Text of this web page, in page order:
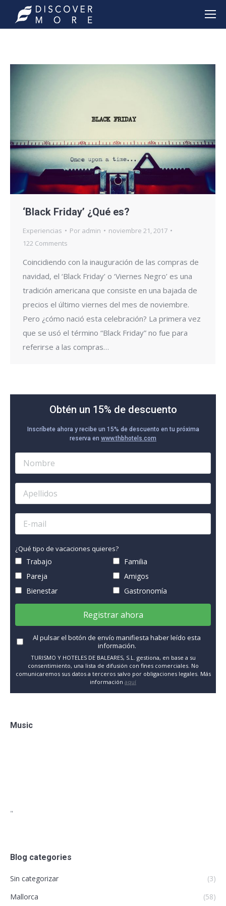
‘Black Friday’ ¿Qué es?
Experiencias Por admin
noviembre 21, 2017
122 Comments
Coincidiendo con la inauguración de las compras de
navidad, el ‘Black Friday’ o ‘Viernes Negro’ es una
tradición americana que consiste en una bajada de
precios el último viernes del mes de noviembre.
Pero ¿cómo nació esta celebración? La primera vez
que se usó el término “Black Friday” no fue para
referirse a las compras…
Obtén un 15% de descuento
Inscríbete ahora y recibe un 15% de descuento en tu próxima
reserva en www.thbhotels.com
¿Qué tipo de vacaciones quieres?
Trabajo
Familia
Pareja
Amigos
Bienestar
Gastronomía
Registrar ahora
Al pulsar el botón de envío manifiesta haber leído esta
información.
TURISMO Y HOTELES DE BALEARES, S.L. gestiona, en base a su
consentimiento, una lista de difusión con fines comerciales. No
comunicaremos sus datos a terceros salvo por obligaciones legales. Más
información aquí
Music
"
Blog categories
Sin categorizar
(3)
Mallorca
(58)